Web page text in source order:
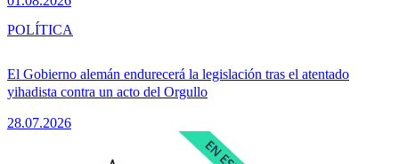
El Gobierno alemán endurecerá la legislación tras el atentado
yihadista contra un acto del Orgullo
28.07.2026
POLÍTICA